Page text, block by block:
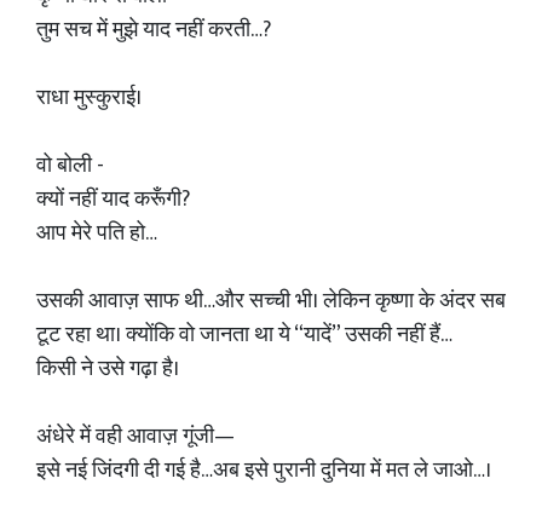
तुम सच में मुझे याद नहीं करती…?
राधा मुस्कुराई।
वो बोली -
क्यों नहीं याद करूँगी?
आप मेरे पति हो…
उसकी आवाज़ साफ थी…और सच्ची भी। लेकिन कृष्णा के अंदर सब
टूट रहा था। क्योंकि वो जानता था ये “यादें” उसकी नहीं हैं…
किसी ने उसे गढ़ा है।
अंधेरे में वही आवाज़ गूंजी—
इसे नई जिंदगी दी गई है…अब इसे पुरानी दुनिया में मत ले जाओ…।